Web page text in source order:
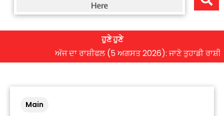
ਹੁਣੇ ਹੁਣੇ
ਅੱਜ ਦਾ ਰਾਸ਼ੀਫਲ (5 ਅਗਸਤ 2026): ਜਾਣੋ ਤੁਹਾਡੀ ਰਾਸ਼ੀ ‘ਤੇ
Main